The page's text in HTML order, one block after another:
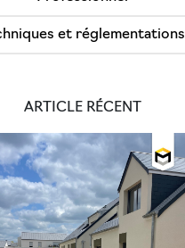
et réglementations
ARTICLE RÉCENT